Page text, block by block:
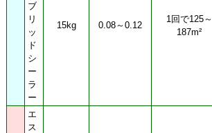
ブ
リ
ッ
ド
シ
ー
ラ
ー
15kg 0.08～0.12
1回で125～
187m²
エ
ス